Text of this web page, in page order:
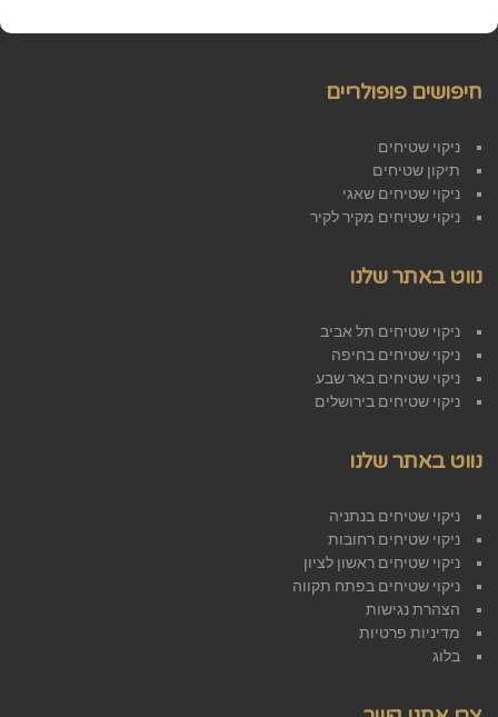
חיפושים פופולריים
ניקוי שטיחים
תיקון שטיחים
ניקוי שטיחים שאגי
ניקוי שטיחים מקיר לקיר
נווט באתר שלנו
ניקוי שטיחים תל אביב
ניקוי שטיחים בחיפה
ניקוי שטיחים באר שבע
ניקוי שטיחים בירושלים
נווט באתר שלנו
ניקוי שטיחים בנתניה
ניקוי שטיחים רחובות
ניקוי שטיחים ראשון לציון
ניקוי שטיחים בפתח תקווה
הצהרת נגישות
מדיניות פרטיות
בלוג